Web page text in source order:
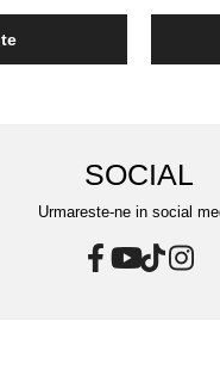
SOCIAL
Urmareste-ne in social